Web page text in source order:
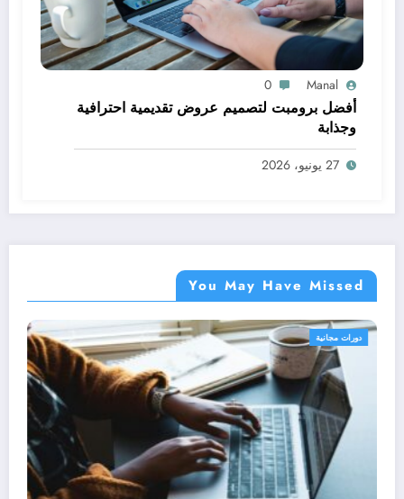
Manal
0
أفضل برومبت لتصميم عروض تقديمية احترافية
وجذابة
27 يونيو، 2026
You May Have Missed
دورات مجانية